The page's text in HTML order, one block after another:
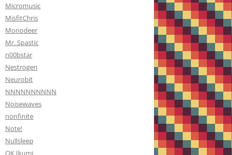
Micromusic
MisfitChris
Monodeer
Mr. Spastic
n00bstar
Nestrogen
Neurobit
NNNNNNNNNN
Noisewaves
nonfinite
Note!
Nullsleep
OK Ikumi